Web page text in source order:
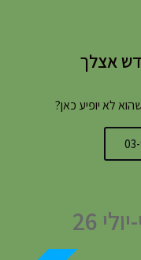
אצלך
לא יופיע כאן?
26